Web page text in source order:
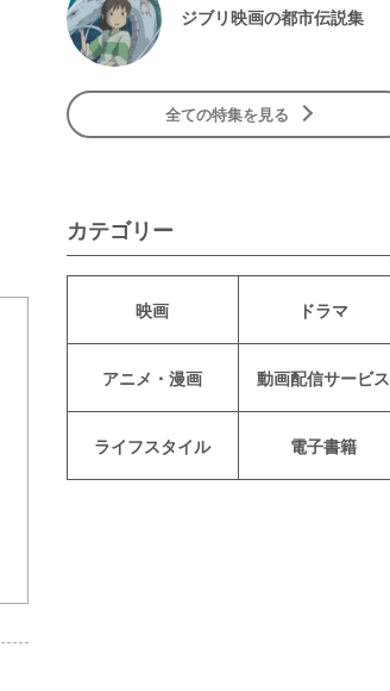
ジブリ映画の都市伝説集
全ての特集を見る
カテゴリー
映画 ドラマ
アニメ・漫画 動画配信サービス
ライフスタイル 電子書籍